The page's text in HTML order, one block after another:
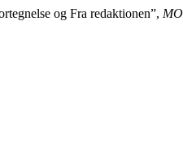
og Fra redaktionen”,